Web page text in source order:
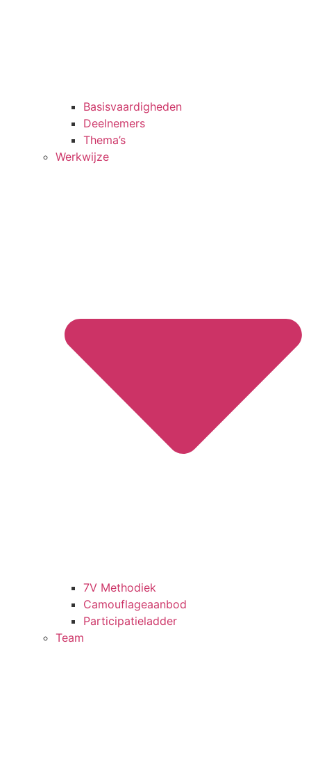
Basisvaardigheden
Deelnemers
Thema’s
Werkwijze
7V Methodiek
Camouflageaanbod
Participatieladder
Team